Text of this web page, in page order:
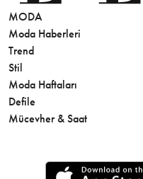
MODA
Moda Haberleri
Trend
Stil
Moda Haftaları
Defile
Mücevher & Saat